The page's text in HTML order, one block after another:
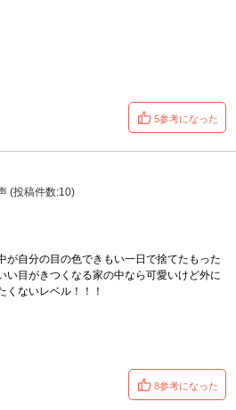
5参考になった
(投稿件数:10)
が自分の目の色できもい一日で捨てたもった
い目がきつくなる家の中なら可愛いけど外に
くないレベル！！！
8参考になった